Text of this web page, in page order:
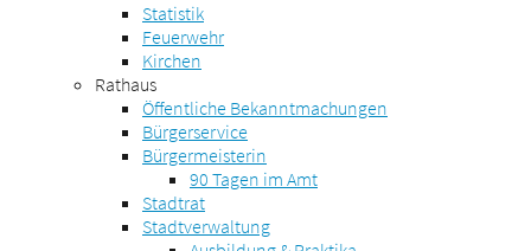
Statistik
Feuerwehr
Kirchen
Rathaus
Öffentliche Bekanntmachungen
Bürgerservice
Bürgermeisterin
90 Tagen im Amt
Stadtrat
Stadtverwaltung